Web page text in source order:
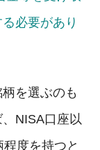
必要があり
を選ぶのも
NISA口座以
度を持つと